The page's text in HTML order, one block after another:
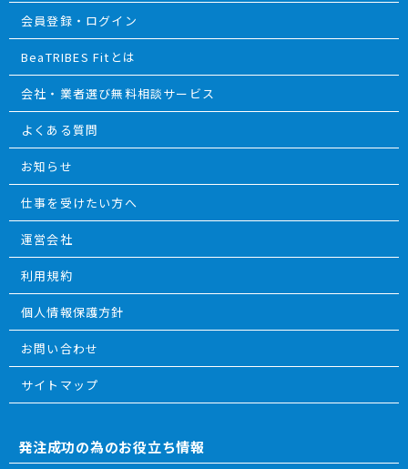
会員登録・ログイン
BeaTRIBES Fitとは
会社・業者選び無料相談サービス
よくある質問
お知らせ
仕事を受けたい方へ
運営会社
利用規約
個人情報保護方針
お問い合わせ
サイトマップ
発注成功の為のお役立ち情報